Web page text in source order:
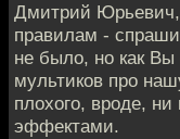
Дмитрий
правилам -
не было, но как
мультиков про
плохого, вроде,
эффектами.